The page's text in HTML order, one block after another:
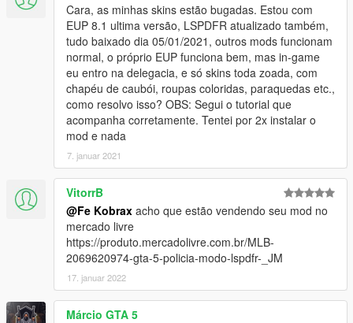
Cara, as minhas skins estão bugadas. Estou com
EUP 8.1 ultima versão, LSPDFR atualizado também,
tudo baixado dia 05/01/2021, outros mods funcionam
normal, o próprio EUP funciona bem, mas in-game
eu entro na delegacia, e só skins toda zoada, com
chapéu de caubói, roupas coloridas, paraquedas etc.,
como resolvo isso? OBS: Segui o tutorial que
acompanha corretamente. Tentei por 2x instalar o
mod e nada
7. januar 2021
VitorrB
@Fe Kobrax acho que estão vendendo seu mod no
mercado livre
https://produto.mercadolivre.com.br/MLB-
2069620974-gta-5-policia-modo-lspdfr-_JM
17. januar 2022
Márcio GTA 5